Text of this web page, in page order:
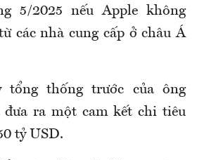
5/2025 nếu Apple không
các nhà cung cấp ở châu Á
tổng thống trước của ông
đưa ra một cam kết chi tiêu
tỷ USD.